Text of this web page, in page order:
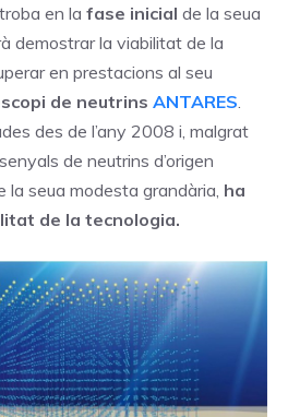
troba en la fase inicial de la seua
demostrar la viabilitat de la
en prestacions al seu
de neutrins ANTARES
des de l’any 2008 i, malgrat
de neutrins d’origen
la seua modesta grandària, ha
de la tecnologia.